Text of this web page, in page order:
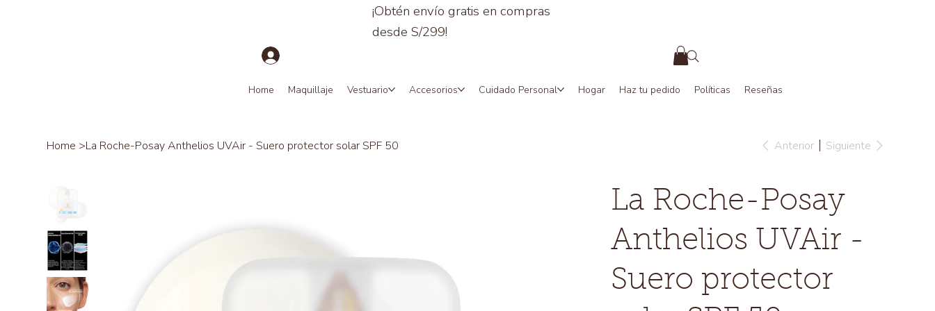
Home Maquillaje Vestuario Accesorios Cuidado Personal Hogar Haz tu pedido Políticas Reseñas
¡Obtén envío gratis en compras
desde S/299!
Home >La Roche-Posay Anthelios UVAir - Suero protector solar SPF 50 Anterior Siguiente
La Roche-Posay
Anthelios UVAir -
Suero protector